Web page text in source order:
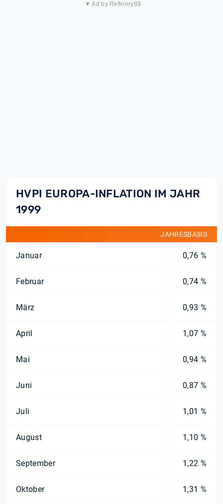
▼ Ad by Refinery89
HVPI EUROPA-INFLATION IM JAHR
1999
JAHRESBASIS
Januar 0,76 %
Februar 0,74 %
März 0,93 %
April 1,07 %
Mai 0,94 %
Juni 0,87 %
Juli 1,01 %
August 1,10 %
September 1,22 %
Oktober 1,31 %